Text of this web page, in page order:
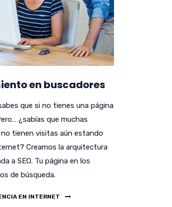
en buscadores
que si no tienes una página
¿sabías que muchas
tienen visitas aún estando
Creamos la arquitectura
a SEO. Tu página en los
de búsqueda.
EN INTERNET